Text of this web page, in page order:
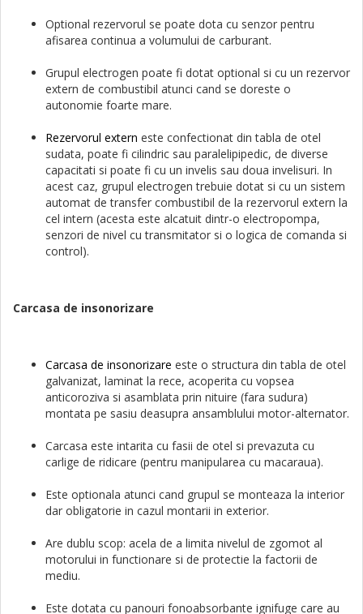
Optional rezervorul se poate dota cu senzor pentru
afisarea continua a volumului de carburant.
Grupul electrogen poate fi dotat optional si cu un rezervor
extern de combustibil atunci cand se doreste o
autonomie foarte mare.
Rezervorul extern este confectionat din tabla de otel
sudata, poate fi cilindric sau paralelipipedic, de diverse
capacitati si poate fi cu un invelis sau doua invelisuri. In
acest caz, grupul electrogen trebuie dotat si cu un sistem
automat de transfer combustibil de la rezervorul extern la
cel intern (acesta este alcatuit dintr-o electropompa,
senzori de nivel cu transmitator si o logica de comanda si
control).
Carcasa de insonorizare
Carcasa de insonorizare este o structura din tabla de otel
galvanizat, laminat la rece, acoperita cu vopsea
anticoroziva si asamblata prin nituire (fara sudura)
montata pe sasiu deasupra ansamblului motor-alternator.
Carcasa este intarita cu fasii de otel si prevazuta cu
carlige de ridicare (pentru manipularea cu macaraua).
Este optionala atunci cand grupul se monteaza la interior
dar obligatorie in cazul montarii in exterior.
Are dublu scop: acela de a limita nivelul de zgomot al
motorului in functionare si de protectie la factorii de
mediu.
Este dotata cu panouri fonoabsorbante ignifuge care au